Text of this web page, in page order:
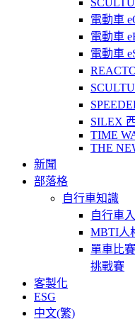
電動車
電動車
電動車
SILEX
TIME
THE
新聞
部落格
自行車知識
自行車
MBTI人
單車比
挑戰賽
客製化
ESG
中文(繁)